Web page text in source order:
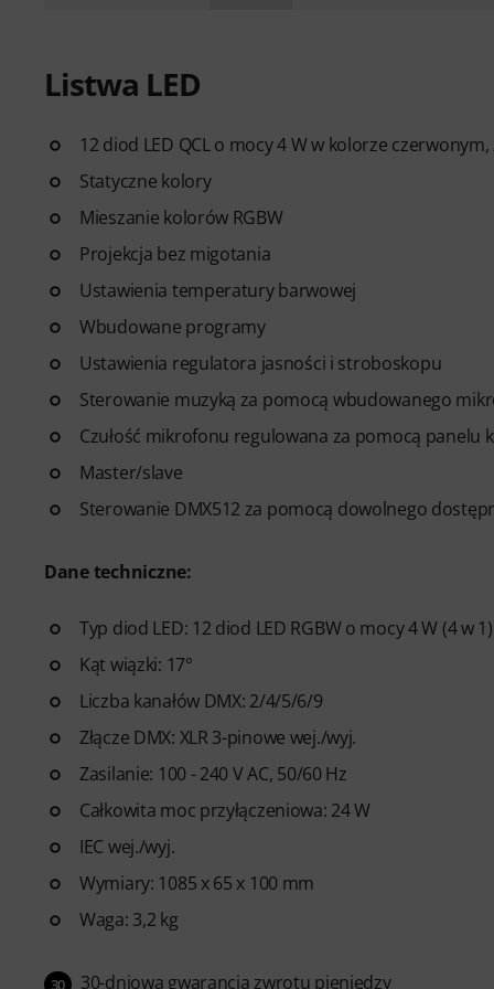
Listwa LED
12 diod LED QCL o mocy 4 W w kolorze
Statyczne kolory
Mieszanie kolorów RGBW
Projekcja bez migotania
Ustawienia temperatury barwowej
Wbudowane programy
Ustawienia regulatora jasności i stroboskopu
Sterowanie muzyką za pomocą wbudowanego
Czułość mikrofonu regulowana za pomocą panelu
Master/slave
Sterowanie DMX512 za pomocą dowolnego
Dane techniczne:
Typ diod LED: 12 diod LED RGBW o mocy 4 W (4 w 1)
Kąt wiązki: 17°
Liczba kanałów DMX: 2/4/5/6/9
Złącze DMX: XLR 3-pinowe wej./wyj.
Zasilanie: 100 - 240 V AC, 50/60 Hz
Całkowita moc przyłączeniowa: 24 W
IEC wej./wyj.
Wymiary: 1085 x 65 x 100 mm
Waga: 3,2 kg
30 30-dniowa gwarancja zwrotu pieniędzy